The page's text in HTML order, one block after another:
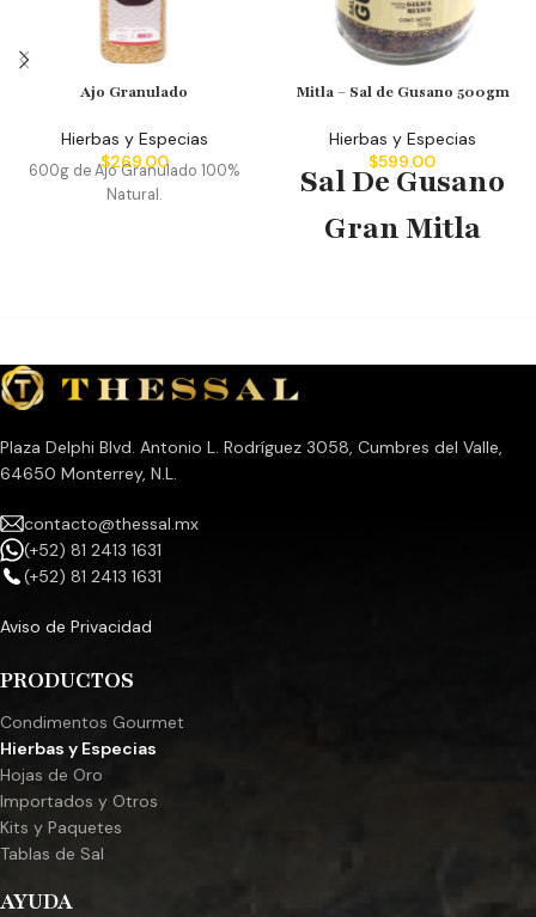
Ajo Granulado
Hierbas y Especias
$269.00
600g de Ajo Granulado 100%
Natural.
Mitla – Sal de Gusano 500gm
Hierbas y Especias
$599.00
Sal De Gusano
Gran Mitla
Plaza Delphi Blvd. Antonio L. Rodríguez 3058, Cumbres del Valle,
64650 Monterrey, N.L.
contacto@thessal.mx
(+52) 81 2413 1631
(+52) 81 2413 1631
Aviso de Privacidad
PRODUCTOS
Condimentos Gourmet
Hierbas y Especias
Hojas de Oro
Importados y Otros
Kits y Paquetes
Tablas de Sal
AYUDA